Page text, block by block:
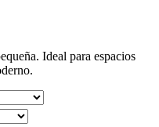
Ideal para espacios